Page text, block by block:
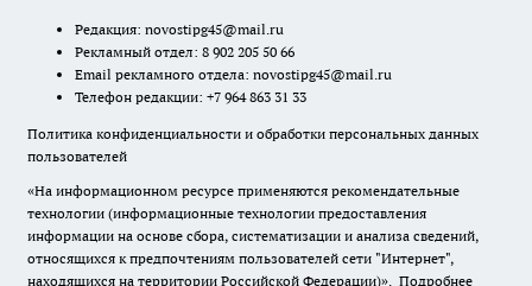
Редакция: novostipg45@mail.ru
Рекламный отдел: 8 902 205 50 66
Email рекламного отдела: novostipg45@mail.ru
Телефон редакции: +7 964 863 31 33
Политика конфиденциальности и обработки персональных данных
пользователей
«На информационном ресурсе применяются рекомендательные
технологии (информационные технологии предоставления
информации на основе сбора, систематизации и анализа сведений,
относящихся к предпочтениям пользователей сети "Интернет",
находящихся на территории Российской Федерации)». Подробнее